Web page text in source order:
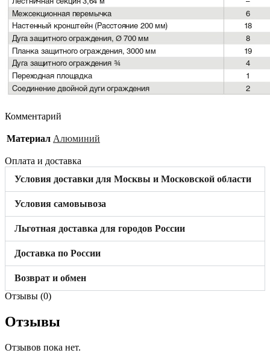
Комментарий
Материал Алюминий
Оплата и доставка
Условия доставки для Москвы и Московской области
Условия самовывоза
Льготная доставка для городов России
Доставка по России
Возврат и обмен
Отзывы (0)
Отзывы
Отзывов пока нет.